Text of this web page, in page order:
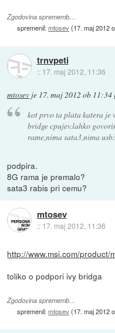
Zgodovina sprememb…
spremenil:mtosev(17. maj 2012
trnvpeti
:: 17. maj 2012, 11:36
mtosev je 17. maj 2012 ob 11:34
kot prvo ta plata katera je
bridge cpujev.lahko
rame,nima sata3,nima
podpira.
8G rama je premalo?
sata3 rabis pri cemu?
mtosev
:: 17. maj 2012, 11:36
http://www.msi.com/product/
toliko o podpori ivy bridga
Zgodovina sprememb…
spremenil:mtosev(17. maj 2012